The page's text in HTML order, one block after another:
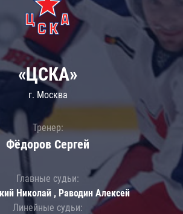
«ЦСКА»
г. Москва
Тренер:
Фёдоров Сергей
Главные судьи:
Николай , Раводин Алексей
Линейные судьи: